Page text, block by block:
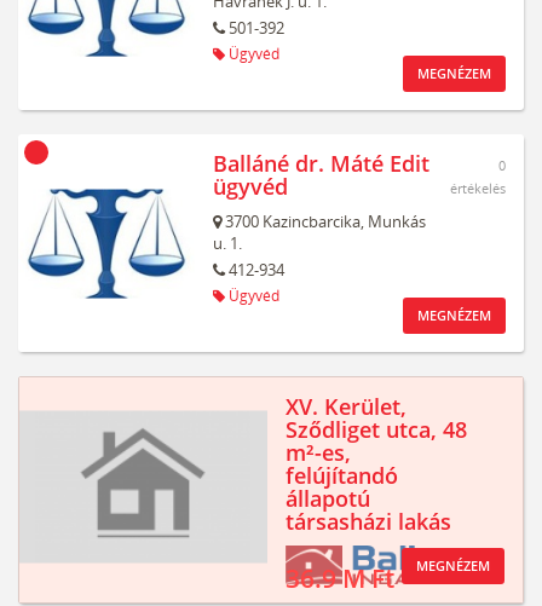
501-392
Ügyvéd
MEGNÉZEM
Balláné dr. Máté Edit
ügyvéd
3700 Kazincbarcika, Munkás
u. 1.
412-934
Ügyvéd
0
értékelés
MEGNÉZEM
XV. Kerület,
Sződliget utca, 48
m²-es,
felújítandó
állapotú
társasházi lakás
36.9 M Ft MEGNÉZEM